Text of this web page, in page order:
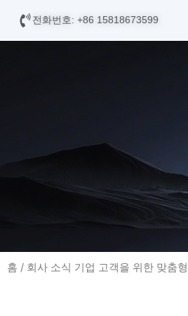
츠
전화번호: +86 15818673599
홈 / 회사 소식 기업 고객을 위한 맞춤